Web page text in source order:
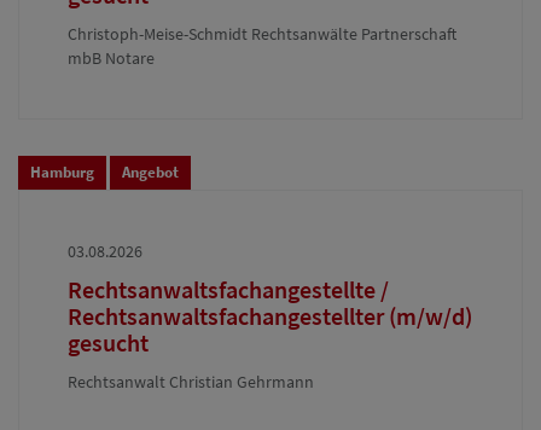
Christoph-Meise-Schmidt Rechtsanwälte Partnerschaft
mbB Notare
Hamburg Angebot
03.08.2026
Rechtsanwaltsfachangestellte /
Rechtsanwaltsfachangestellter (m/w/d)
gesucht
Rechtsanwalt Christian Gehrmann